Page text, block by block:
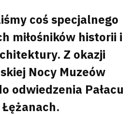
coś specjalnego
miłośników historii i
Z okazji
Nocy Muzeów
odwiedzenia Pałacu